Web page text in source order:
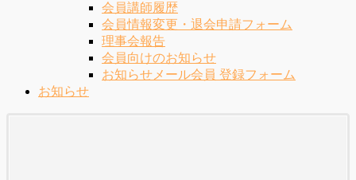
会員講師履歴
会員情報変更・退会申請フォーム
理事会報告
会員向けのお知らせ
お知らせメール会員 登録フォーム
お知らせ